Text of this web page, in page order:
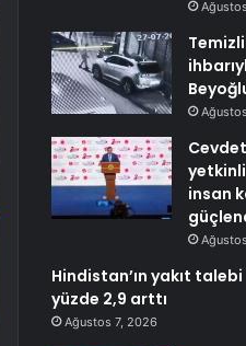
insan
Hindistan’ın yakıt talebi
yüzde 2,9 arttı
Ağustos 7, 2026